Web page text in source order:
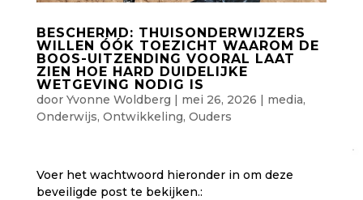
BESCHERMD: THUISONDERWIJZERS
WILLEN ÓÓK TOEZICHT WAAROM DE
BOOS-UITZENDING VOORAL LAAT
ZIEN HOE HARD DUIDELIJKE
WETGEVING NODIG IS
door Yvonne Woldberg | mei 26, 2026 | media,
Onderwijs, Ontwikkeling, Ouders
Voer het wachtwoord hieronder in om deze
beveiligde post te bekijken.: